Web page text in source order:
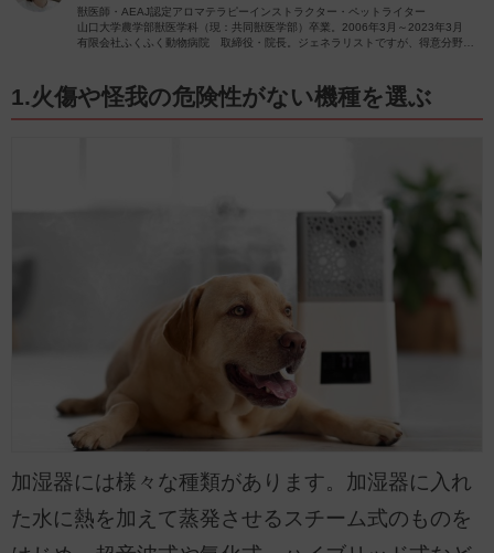
獣医師・AEAJ認定アロマテラピーインストラクター・ペットライター
山口大学農学部獣医学科（現：共同獣医学部）卒業。2006年3月～2023年3月
有限会社ふくふく動物病院 取締役・院長。ジェネラリストですが、得意分野は
むアロマに関する情報をお届けします。
1.火傷や怪我の危険性がない機種を選ぶ
加湿器には様々な種類があります。加湿器に入れ
た水に熱を加えて蒸発させるスチーム式のものを